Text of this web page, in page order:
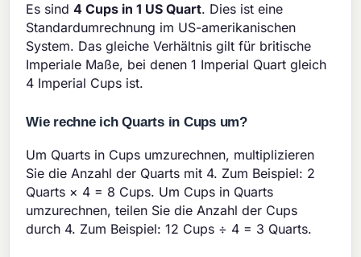
Es sind4 Cups in 1 US Quart. Dies ist eine
Standardumrechnung im US-amerikanischen
System. Das gleiche Verhältnis gilt für britische
Imperiale Maße, bei denen 1 Imperial Quart gleich
4 Imperial Cups ist.
Wie rechne ich Quarts in Cups um?
Um Quarts in Cups umzurechnen, multiplizieren
Sie die Anzahl der Quarts mit 4. Zum Beispiel: 2
Quarts × 4 = 8 Cups. Um Cups in Quarts
umzurechnen, teilen Sie die Anzahl der Cups
durch 4. Zum Beispiel: 12 Cups ÷ 4 = 3 Quarts.